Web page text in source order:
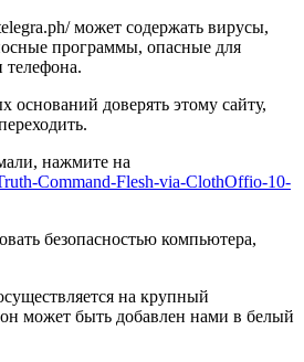
может содержать вирусы,
программы, опасные для
оснований доверять этому сайту,
нажмите на
Command-Flesh-via-ClothOffio-10-
безопасностью компьютера,
на крупный
может быть добавлен нами в белый